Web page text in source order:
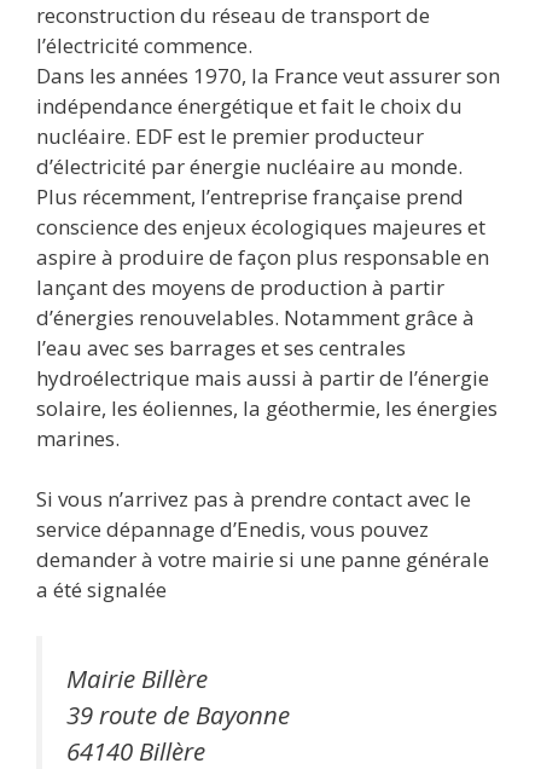
reconstruction du réseau de transport de
l’électricité commence.
Dans les années 1970, la France veut assurer son
indépendance énergétique et fait le choix du
nucléaire. EDF est le premier producteur
d’électricité par énergie nucléaire au monde.
Plus récemment, l’entreprise française prend
conscience des enjeux écologiques majeures et
aspire à produire de façon plus responsable en
lançant des moyens de production à partir
d’énergies renouvelables. Notamment grâce à
l’eau avec ses barrages et ses centrales
hydroélectrique mais aussi à partir de l’énergie
solaire, les éoliennes, la géothermie, les énergies
marines.
Si vous n’arrivez pas à prendre contact avec le
service dépannage d’Enedis, vous pouvez
demander à votre mairie si une panne générale
a été signalée
Mairie Billère
39 route de Bayonne
64140 Billère